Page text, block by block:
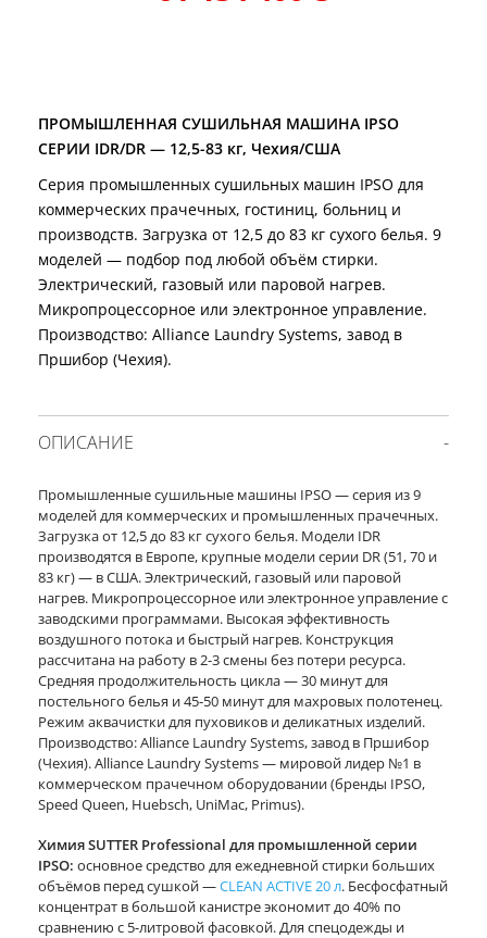
ПРОМЫШЛЕННАЯ СУШИЛЬНАЯ МАШИНА IPSO
СЕРИИ IDR/DR — 12,5-83 кг, Чехия/США
Серия промышленных сушильных машин IPSO для
коммерческих прачечных, гостиниц, больниц и
производств. Загрузка от 12,5 до 83 кг сухого белья. 9
моделей — подбор под любой объём стирки.
Электрический, газовый или паровой нагрев.
Микропроцессорное или электронное управление.
Производство: Alliance Laundry Systems, завод в
Пршибор (Чехия).
ОПИСАНИЕ
Промышленные сушильные машины IPSO — серия из 9
моделей для коммерческих и промышленных прачечных.
Загрузка от 12,5 до 83 кг сухого белья. Модели IDR
производятся в Европе, крупные модели серии DR (51, 70 и
83 кг) — в США. Электрический, газовый или паровой
нагрев. Микропроцессорное или электронное управление с
заводскими программами. Высокая эффективность
воздушного потока и быстрый нагрев. Конструкция
рассчитана на работу в 2-3 смены без потери ресурса.
Средняя продолжительность цикла — 30 минут для
постельного белья и 45-50 минут для махровых полотенец.
Режим аквачистки для пуховиков и деликатных изделий.
Производство: Alliance Laundry Systems, завод в Пршибор
(Чехия). Alliance Laundry Systems — мировой лидер №1 в
коммерческом прачечном оборудовании (бренды IPSO,
Speed Queen, Huebsch, UniMac, Primus).
Химия SUTTER Professional для промышленной серии
IPSO: основное средство для ежедневной стирки больших
объёмов перед сушкой —CLEAN ACTIVE 20 л. Бесфосфатный
концентрат в большой канистре экономит до 40% по
сравнению с 5-литровой фасовкой. Для спецодежды и